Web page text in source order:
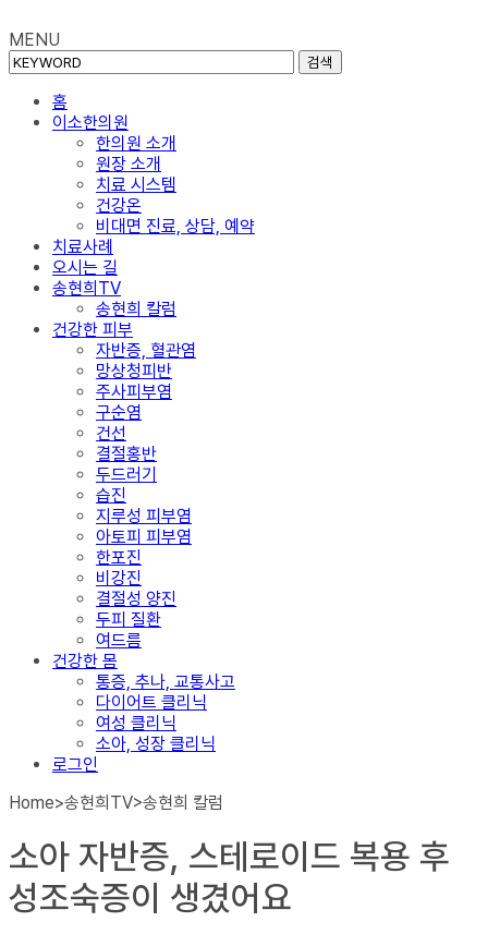
MENU
검색
홈
이소한의원
한의원 소개
원장 소개
치료 시스템
건강온
비대면 진료, 상담, 예약
치료사례
오시는 길
송현희TV
송현희 칼럼
건강한 피부
자반증, 혈관염
망상청피반
주사피부염
구순염
건선
결절홍반
두드러기
습진
지루성 피부염
아토피 피부염
한포진
비강진
결절성 양진
두피 질환
여드름
건강한 몸
통증, 추나, 교통사고
다이어트 클리닉
여성 클리닉
소아, 성장 클리닉
로그인
Home>송현희TV>송현희 칼럼
소아 자반증, 스테로이드 복용 후
성조숙증이 생겼어요